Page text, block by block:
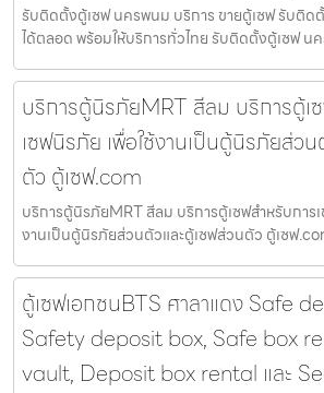
รับติดตั้งตู้เซฟ นครพนม บริการ ขายตู้เซฟ รับติ
ได้ตลอด พร้อมให้บริการทั่วไทย รับติดตั้งตู้เซฟ น
บริการตู้นิรภัยMRT สีลม บริการตู้เ
เซฟนิรภัย เพื่อใช้งานเป็นตู้นิรภัยส่ว
ตัว ตู้เซฟ.com
บริการตู้นิรภัยMRT สีลม บริการตู้เซฟสำหรับการเ
งานเป็นตู้นิรภัยส่วนตัวและตู้เซฟส่วนตัว ตู้เซฟ
ตู้เซฟเอกชนBTS ศาลาแดง Safe
Safety deposit box, Safe box
vault, Deposit box rental และ